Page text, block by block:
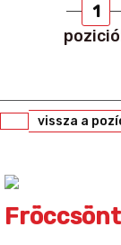
1
vissza a